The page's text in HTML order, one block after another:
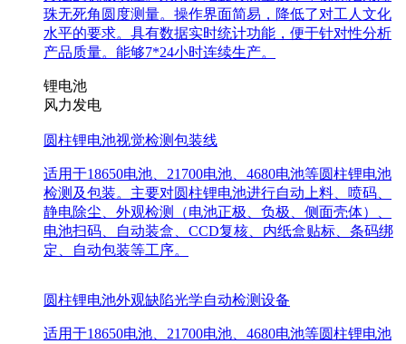
珠无死角圆度测量。操作界面简易，降低了对工人文化
水平的要求。具有数据实时统计功能，便于针对性分析
产品质量。能够7*24小时连续生产。
锂电池
风力发电
圆柱锂电池视觉检测包装线
适用于18650电池、21700电池、4680电池等圆柱锂电池
检测及包装。主要对圆柱锂电池进行自动上料、喷码、
静电除尘、外观检测（电池正极、负极、侧面壳体）、
电池扫码、自动装盒、CCD复核、内纸盒贴标、条码绑
定、自动包装等工序。
圆柱锂电池外观缺陷光学自动检测设备
适用于18650电池、21700电池、4680电池等圆柱锂电池